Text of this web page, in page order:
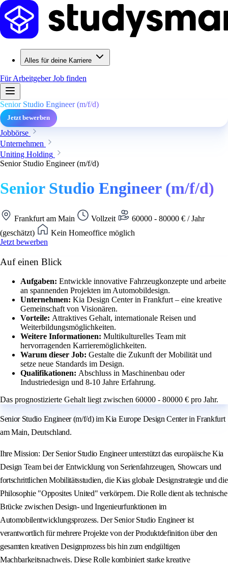
Alles für deine Karriere
Für ArbeitgeberJob finden
Senior Studio Engineer (m/f/d)
Jetzt bewerben
Jobbörse
Unternehmen
Uniting Holding
Senior Studio Engineer (m/f/d)
Senior Studio Engineer (m/f/d)
Frankfurt am Main Vollzeit
60000 - 80000 € / Jahr
(geschätzt)
Kein Homeoffice möglich
Jetzt bewerben
Auf einen Blick
Aufgaben: Entwickle innovative Fahrzeugkonzepte und arbeite
an spannenden Projekten im Automobildesign.
Unternehmen: Kia Design Center in Frankfurt – eine kreative
Gemeinschaft von Visionären.
Vorteile: Attraktives Gehalt, internationale Reisen und
Weiterbildungsmöglichkeiten.
Weitere Informationen: Multikulturelles Team mit
hervorragenden Karrieremöglichkeiten.
Warum dieser Job: Gestalte die Zukunft der Mobilität und
setze neue Standards im Design.
Qualifikationen: Abschluss in Maschinenbau oder
Industriedesign und 8-10 Jahre Erfahrung.
Das prognostizierte Gehalt liegt zwischen 60000 - 80000 € pro Jahr.
Senior Studio Engineer (m/f/d) im Kia Europe Design Center in Frankfurt
am Main, Deutschland.
Ihre Mission: Der Senior Studio Engineer unterstützt das europäische Kia
Design Team bei der Entwicklung von Serienfahrzeugen, Showcars und
fortschrittlichen Mobilitätsstudien, die Kias globale Designstrategie und die
Philosophie "Opposites United" verkörpern. Die Rolle dient als technische
Brücke zwischen Design- und Ingenieurfunktionen im
Automobilentwicklungsprozess. Der Senior Studio Engineer ist
verantwortlich für mehrere Projekte von der Produktdefinition über den
gesamten kreativen Designprozess bis hin zum endgültigen
Machbarkeitsnachweis. Diese Rolle kombiniert starke kreative